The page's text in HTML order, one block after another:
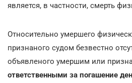
является, в частности, смерть
Относительно умершего
признаного судом безвестно
объявленого умершим или
ответственными за погашение